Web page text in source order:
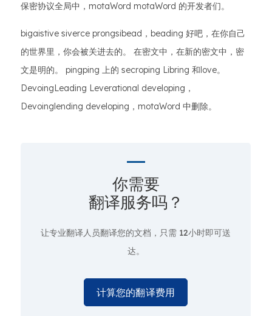
保密协议全局中，motaWord motaWord 的开发者们。
bigaistive siverce prongsibead，beading 好吧，在你自己
的世界里，你会被关进去的。 在密文中，在新的密文中，密
文是明的。 pingping 上的 secroping Libring 和love。
DevoingLeading Leverational developing，
Devoinglending developing，motaWord 中删除。
你需要
翻译服务吗？
让专业翻译人员翻译您的文档，只需 12小时即可送
达。
计算您的翻译费用